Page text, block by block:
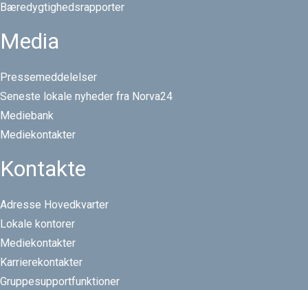
Bæredygtighedsrapporter
Media
Pressemeddelelser
Seneste lokale nyheder fra Norva24
Mediebank
Mediekontakter
Kontakte
Adresse Hovedkvarter
Lokale kontorer
Mediekontakter
Karrierekontakter
Gruppesupportfunktioner